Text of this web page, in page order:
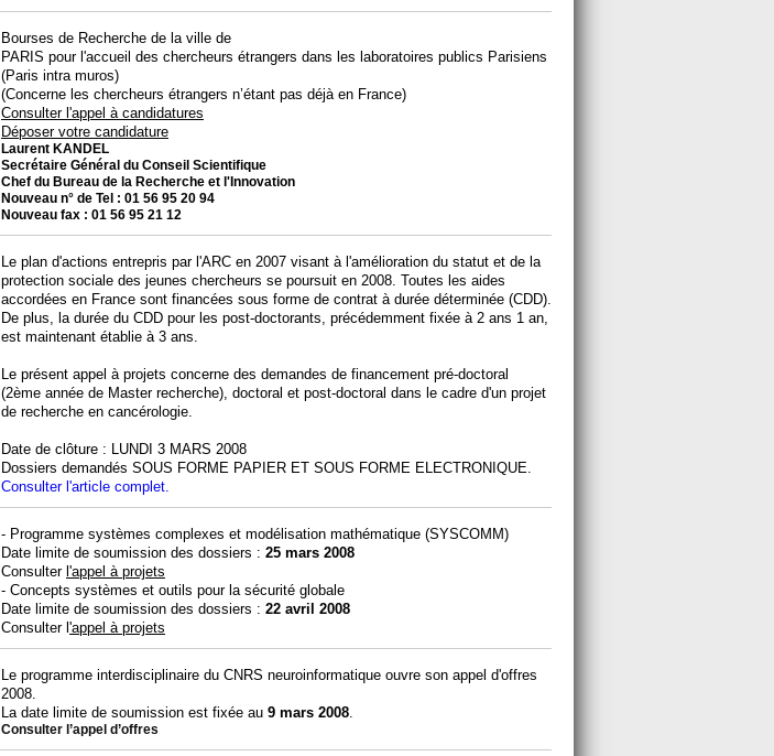
Bourses de Recherche de la ville de
PARIS pour l'accueil des chercheurs étrangers dans les laboratoires publics Parisiens
(Paris intra muros)
(Concerne les chercheurs étrangers n’étant pas déjà en France)
Consulter l'appel à candidatures
Déposer votre candidature
Laurent KANDEL
Secrétaire Général du Conseil Scientifique
Chef du Bureau de la Recherche et l'Innovation
Nouveau n° de Tel : 01 56 95 20 94
Nouveau fax : 01 56 95 21 12
Le plan d'actions entrepris par l'ARC en 2007 visant à l'amélioration du statut et de la
protection sociale des jeunes chercheurs se poursuit en 2008. Toutes les aides
accordées en France sont financées sous forme de contrat à durée déterminée (CDD).
De plus, la durée du CDD pour les post-doctorants, précédemment fixée à 2 ans 1 an,
est maintenant établie à 3 ans.
Le présent appel à projets concerne des demandes de financement pré-doctoral
(2ème année de Master recherche), doctoral et post-doctoral dans le cadre d'un projet
de recherche en cancérologie.
Date de clôture : LUNDI 3 MARS 2008
Dossiers demandés SOUS FORME PAPIER ET SOUS FORME ELECTRONIQUE.
Consulter l'article complet.
- Programme systèmes complexes et modélisation mathématique (SYSCOMM)
Date limite de soumission des dossiers : 25 mars 2008
Consulter l'appel à projets
- Concepts systèmes et outils pour la sécurité globale
Date limite de soumission des dossiers : 22 avril 2008
Consulter l'appel à projets
Le programme interdisciplinaire du CNRS neuroinformatique ouvre son appel d'offres
2008.
La date limite de soumission est fixée au 9 mars 2008
Consulter l’appel d’offres